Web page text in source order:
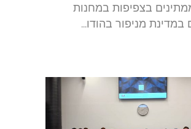
בצפיפות במחנות
במדינת מניפור בהודו...